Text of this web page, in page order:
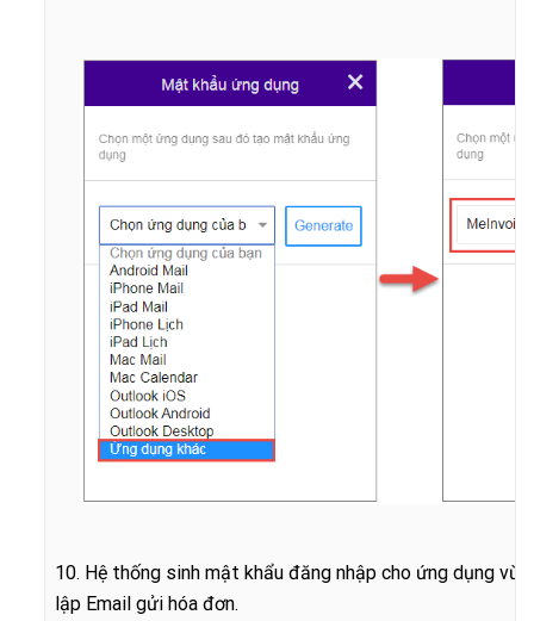
10. Hệ thống sinh mật khẩu đăng nhập cho ứng dụng
lập Email gửi hóa đơn.